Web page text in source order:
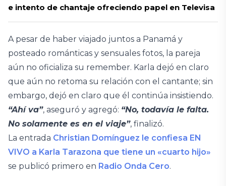
e intento de chantaje ofreciendo papel en Televisa
A pesar de haber viajado juntos a Panamá y
posteado románticas y sensuales fotos, la pareja
aún no oficializa su remember. Karla dejó en claro
que aún no retoma su relación con el cantante; sin
embargo, dejó en claro que él continúa insistiendo.
“Ahí va”, aseguró y agregó: “No, todavía le falta.
No solamente es en el viaje”, finalizó.
La entrada Christian Domínguez le confiesa EN
VIVO a Karla Tarazona que tiene un «cuarto hijo»
se publicó primero en Radio Onda Cero.